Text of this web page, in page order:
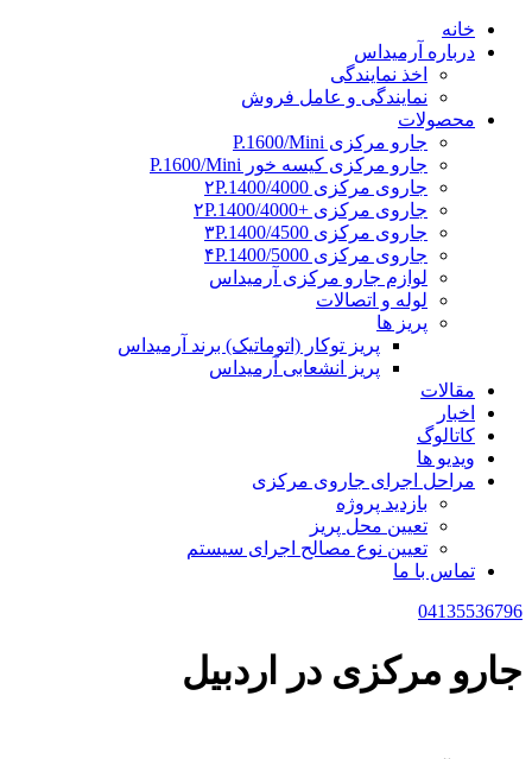
خانه
درباره آرمیداس
اخذ نمایندگی
نمایندگی و عامل فروش
محصولات
جارو مرکزی P.1600/Mini
جارو مرکزی کیسه خور P.1600/Mini
جاروی مرکزی ۲P.1400/4000
جاروی مرکزی +۲P.1400/4000
جاروی مرکزی ۳P.1400/4500
جاروی مرکزی ۴P.1400/5000
لوازم جارو مرکزی آرمیداس
لوله و اتصالات
پریز ها
پریز توکار (اتوماتیک) برند آرمیداس
پریز انشعابی آرمیداس
مقالات
اخبار
کاتالوگ
ویدیو ها
مراحل اجرای جاروی مرکزی
بازدید پروژه
تعیین محل پریز
تعیین نوع مصالح اجرای سیستم
تماس با ما
04135536796
جارو مرکزی در اردبیل